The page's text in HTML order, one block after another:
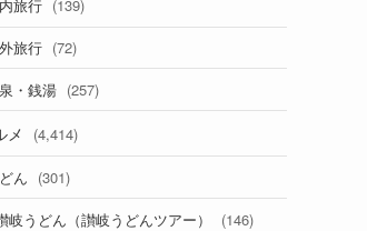
旅行 (139)
旅行 (72)
・銭湯 (257)
メ (4,414)
ん (301)
岐うどん（讃岐うどんツアー） (146)